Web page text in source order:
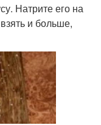
Натрите его на
и больше,